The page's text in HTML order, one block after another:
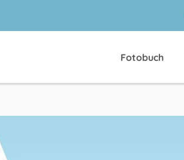
Fotobuch